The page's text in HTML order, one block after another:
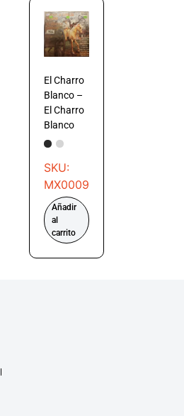
El Charro
Blanco –
El Charro
Blanco
SKU:
MX0009
Añadir
al
carrito